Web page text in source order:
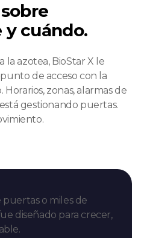
sobre
y cuándo.
la azotea, BioStar X le
de acceso con la
zonas, alarmas de
gestionando puertas.
puertas o miles de
diseñado para crecer,